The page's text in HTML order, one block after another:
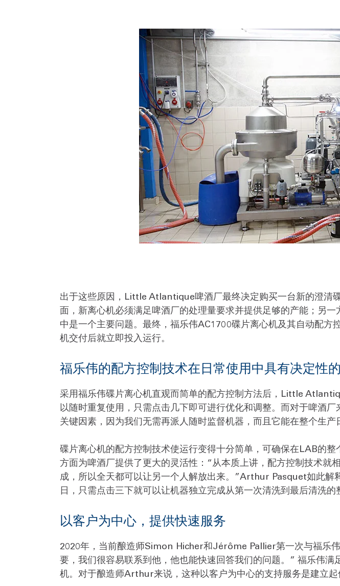
出于这些原因，Little Atlantique啤酒厂最终决定购买一台新的澄清
面，新离心机必须满足啤酒厂的处理量要求并提供足够的产能；另
中是一个主要问题。最终，福乐伟AC1700碟片离心机及其自动配
机交付后就立即投入运行。
福乐伟的配方控制技术在日常使用中具有决定性
采用福乐伟碟片离心机直观而简单的配方控制方法后，Little
以随时重复使用，只需点击几下即可进行优化和调整。而对于啤酒
关键因素，因为我们无需再派人随时监督机器，而且它能在整个生
碟片离心机的配方控制技术使运行变得十分简单，可确保在LAB的
方面为啤酒厂提供了更大的灵活性：“从本质上讲，配方控制技术
成，所以全天都可以让另一个人解放出来。”Arthur Pasquet如此
日，只需点击三下就可以让机器独立完成从第一次清洗到最后清洗
以客户为中心，提供快速服务
2020年，当前酿造师Simon Hicher和Jérôme Pallier第一次与福乐
要，我们很容易联系到他，他也能快速回答我们的问题。” 福乐伟
机。对于酿造师Arthur来说，这种以客户为中心的支持服务是建立起